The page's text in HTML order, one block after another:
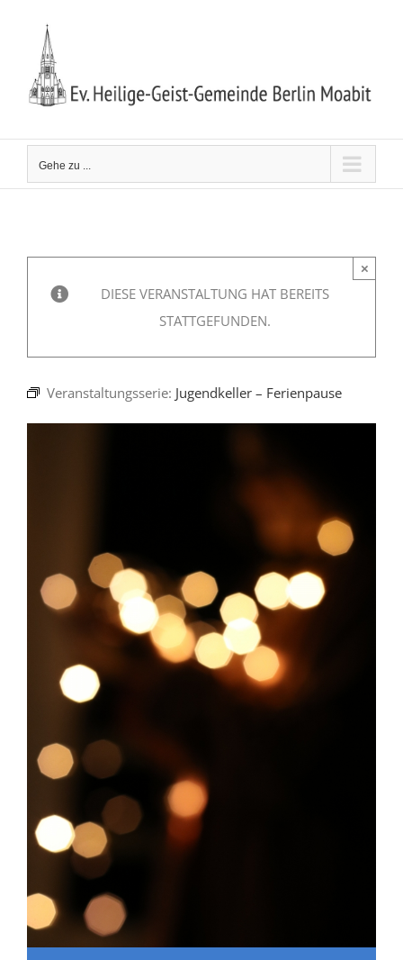
springen
Gehe zu ...
DIESE VERANSTALTUNG HAT BEREITS
STATTGEFUNDEN.
×
Veranstaltungsserie: Jugendkeller – Ferienpause